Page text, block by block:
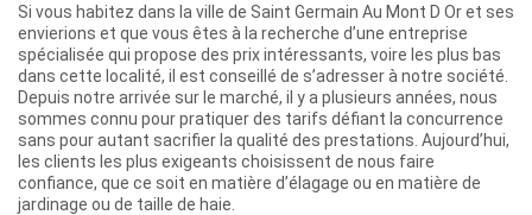
Si vous habitez dans la ville de Saint Germain Au Mont D Or et ses
envierions et que vous êtes à la recherche d’une entreprise
spécialisée qui propose des prix intéressants, voire les plus bas
dans cette localité, il est conseillé de s’adresser à notre société.
Depuis notre arrivée sur le marché, il y a plusieurs années, nous
sommes connu pour pratiquer des tarifs défiant la concurrence
sans pour autant sacrifier la qualité des prestations. Aujourd’hui,
les clients les plus exigeants choisissent de nous faire
confiance, que ce soit en matière d’élagage ou en matière de
jardinage ou de taille de haie.